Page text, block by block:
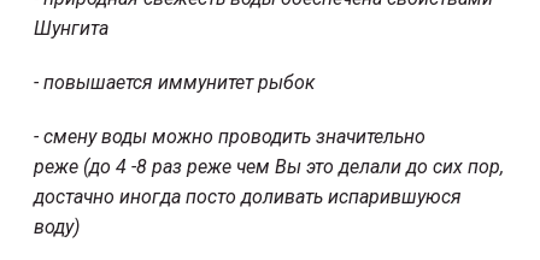
Шунгита
- повышается иммунитет рыбок
- смену воды можно проводить значительно
реже (до 4 -8 раз реже чем Вы это делали до сих пор,
достачно иногда посто доливать испарившуюся
воду)